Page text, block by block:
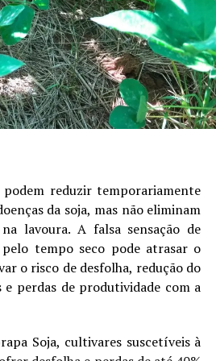
compras, as tradings têm se
e produtor vem segurando os
melhores preços”, finaliza o
Agência Safras News
Fundamentos e benefícios
– MAIS SOJA
chuvas em todo o Rio Grande
podem reduzir temporariamente
da soja, mas não eliminam
lavoura. A falsa sensação de
pelo tempo seco pode atrasar o
o risco de desfolha, redução do
e perdas de produtividade com a
Soja, cultivares suscetíveis à